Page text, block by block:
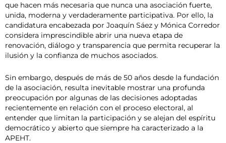
que hacen más necesaria que nunca una asociación fuerte,
unida, moderna y verdaderamente participativa. Por ello, la
candidatura encabezada por Joaquín Sáez y Mónica Corredor
considera imprescindible abrir una nueva etapa de
renovación, diálogo y transparencia que permita recuperar la
ilusión y la confianza de muchos asociados.
Sin embargo, después de más de 50 años desde la fundación
de la asociación, resulta inevitable mostrar una profunda
preocupación por algunas de las decisiones adoptadas
recientemente en relación con el proceso electoral, al
entender que limitan la participación y se alejan del espíritu
democrático y abierto que siempre ha caracterizado a la
APEHT.